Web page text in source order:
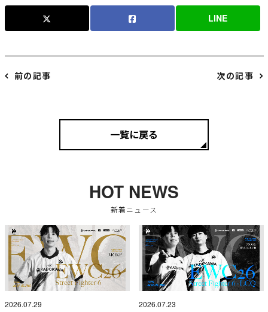
LINE
前の記事 次の記事
一覧に戻る
HOT NEWS
新着ニュース
2026.07.29 2026.07.23